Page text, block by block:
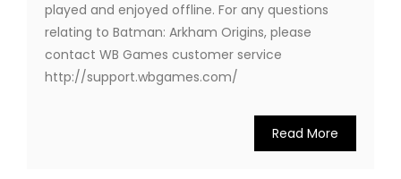
played and enjoyed offline. For any questions
relating to Batman: Arkham Origins, please
contact WB Games customer service
http://support.wbgames.com/
Read More